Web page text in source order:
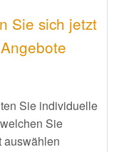
Sie sich jetzt
Sie individuelle
Sie
auswählen